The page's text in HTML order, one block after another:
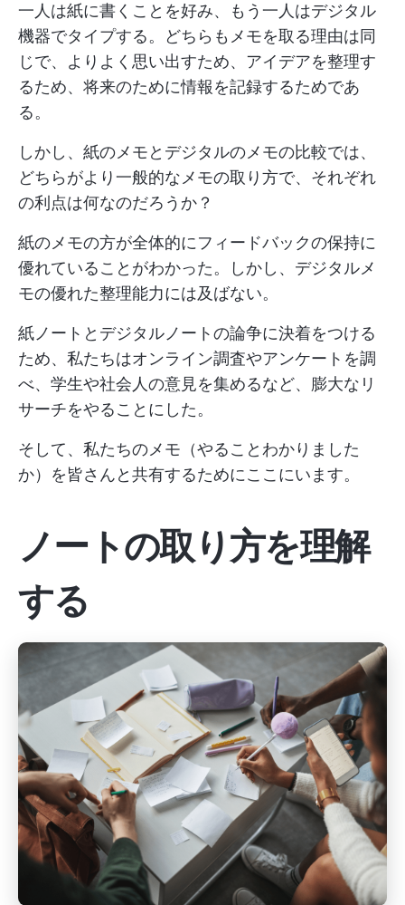
一人は紙に書くことを好み、もう一人はデジタル
機器でタイプする。どちらもメモを取る理由は同
じで、よりよく思い出すため、アイデアを整理す
るため、将来のために情報を記録するためであ
る。
しかし、紙のメモとデジタルのメモの比較では、
どちらがより一般的なメモの取り方で、それぞれ
の利点は何なのだろうか？
紙のメモの方が全体的にフィードバックの保持に
優れていることがわかった。しかし、デジタルメ
モの優れた整理能力には及ばない。
紙ノートとデジタルノートの論争に決着をつける
ため、私たちはオンライン調査やアンケートを調
べ、学生や社会人の意見を集めるなど、膨大なリ
サーチをやることにした。
そして、私たちのメモ（やることわかりました
か）を皆さんと共有するためにここにいます。
ノートの取り方を理解
する